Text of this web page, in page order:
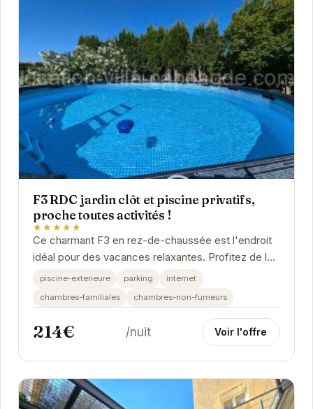
F3 RDC jardin clôt et piscine privatifs,
proche toutes activités !
★★★★★
Ce charmant F3 en rez-de-chaussée est l'endroit
idéal pour des vacances relaxantes. Profitez de la
piscine privative, du jardin clôturé et de la...
piscine-exterieure parking
internet
chambres-familiales
chambres-non-fumeurs
214€ /nuit Voir l'offre